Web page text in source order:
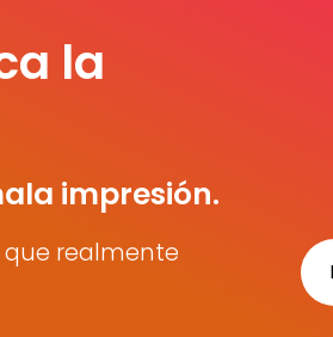
la
impresión.
que realmente